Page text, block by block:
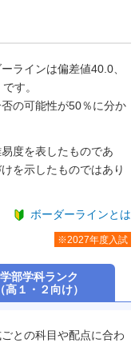
ラインは偏差値40.0、
す。
の可能性が50％に分か
度を表したものであ
を示したものではあり
ボーダーラインとは
※2027年度入試
学部学科ランク
（高１・２向け）
との科目や配点に合わ